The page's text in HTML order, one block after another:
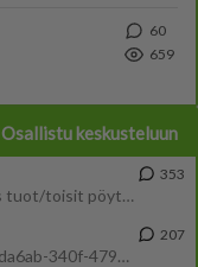
60
659
Osallistu keskusteluun
Siinäpä se kysymys on otsikossa. Mitäpä siis tuot/toisit pöytään parisuhteessa? Oletko mies vai nainen? Koetko sen mitä
353
https://www.iltalehti.fi/viihdeuutiset/a/c46da6ab-340f-4790-aaa7-0865eed2336 Yrityksen konkurssihakemus on tullut kärä
207